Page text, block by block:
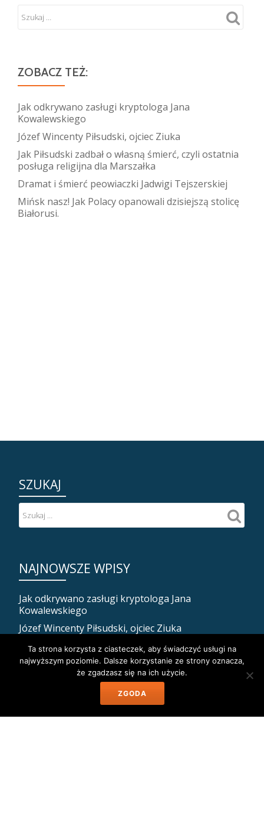
ZOBACZ TEŻ:
Jak odkrywano zasługi kryptologa Jana
Kowalewskiego
Józef Wincenty Piłsudski, ojciec Ziuka
Jak Piłsudski zadbał o własną śmierć, czyli ostatnia
posługa religijna dla Marszałka
Dramat i śmierć peowiaczki Jadwigi Tejszerskiej
Mińsk nasz! Jak Polacy opanowali dzisiejszą stolicę
Białorusi.
SZUKAJ
NAJNOWSZE WPISY
Jak odkrywano zasługi kryptologa Jana
Kowalewskiego
Józef Wincenty Piłsudski, ojciec Ziuka
Jak Piłsudski zadbał o własną śmierć, czyli ostatnia
posługa religijna dla Marszałka
Dramat i śmierć peowiaczki Jadwigi Tejszerskiej
Mińsk nasz! Jak Polacy opanowali dzisiejszą stolicę
Ta strona korzysta z ciasteczek, aby świadczyć usługi na
najwyższym poziomie. Dalsze korzystanie ze strony oznacza,
że zgadzasz się na ich użycie.
ZGODA